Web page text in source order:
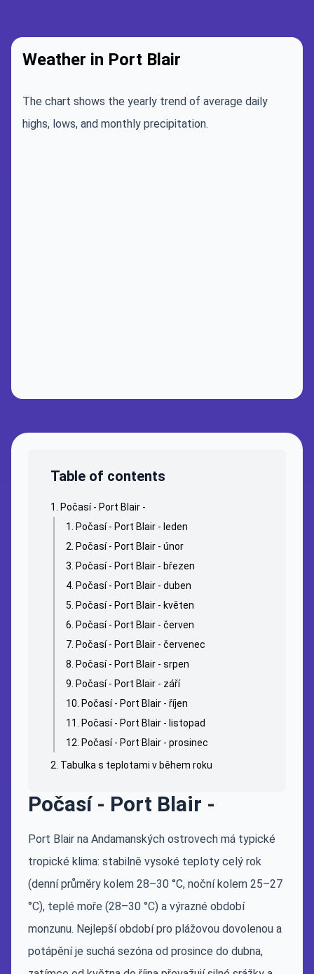
Weather in Port Blair
The chart shows the yearly trend of average daily
highs, lows, and monthly precipitation.
Table of contents
Počasí - Port Blair -
Počasí - Port Blair - leden
Počasí - Port Blair - únor
Počasí - Port Blair - březen
Počasí - Port Blair - duben
Počasí - Port Blair - květen
Počasí - Port Blair - červen
Počasí - Port Blair - červenec
Počasí - Port Blair - srpen
Počasí - Port Blair - září
Počasí - Port Blair - říjen
Počasí - Port Blair - listopad
Počasí - Port Blair - prosinec
Tabulka s teplotami v během roku
Počasí - Port Blair -
Port Blair na Andamanských ostrovech má typické
tropické klima: stabilně vysoké teploty celý rok
(denní průměry kolem 28–30 °C, noční kolem 25–27
°C), teplé moře (28–30 °C) a výrazné období
monzunu. Nejlepší období pro plážovou dovolenou a
potápění je suchá sezóna od prosince do dubna,